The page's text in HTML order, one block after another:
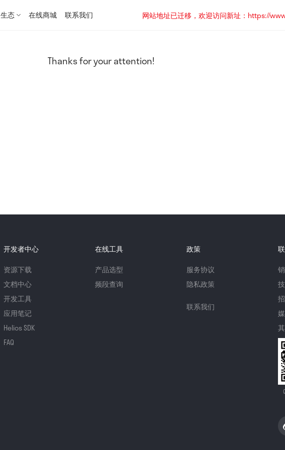
生态 在线商城 联系我们
网站地址已迁移，欢迎访问新址：https://
Thanks for your attention!
开发者中心
资源下载
文档中心
开发工具
应用笔记
Helios SDK
FAQ
在线工具
产品选型
频段查询
政策
服务协议
隐私政策
联系我们